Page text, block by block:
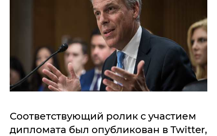
Соответствующий ролик с участием
дипломата был опубликован в Twitter,